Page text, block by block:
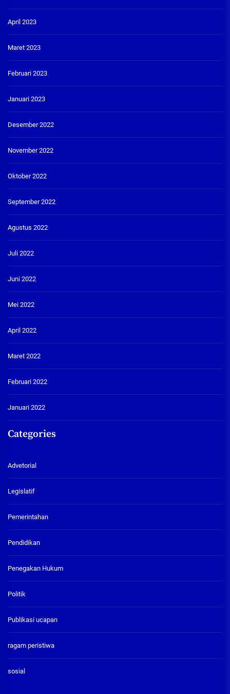
April 2023
Maret 2023
Februari 2023
Januari 2023
Desember 2022
November 2022
Oktober 2022
September 2022
Agustus 2022
Juli 2022
Juni 2022
Mei 2022
April 2022
Maret 2022
Februari 2022
Januari 2022
Categories
Advetorial
Legislatif
Pemerintahan
Pendidikan
Penegakan Hukum
Politik
Publikasi ucapan
ragam peristiwa
sosial